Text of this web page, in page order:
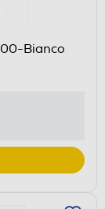
Bianco